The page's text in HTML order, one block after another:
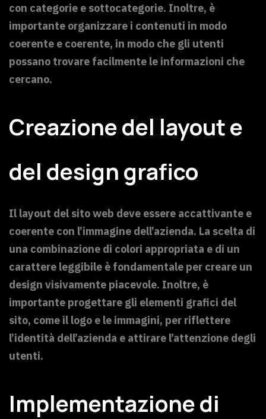
con categorie e sottocategorie. Inoltre, è
importante organizzare i contenuti in modo
coerente e coerente, in modo che gli utenti
possano trovare facilmente le informazioni che
cercano.
Creazione del layout e
del design grafico
Il layout del sito web deve essere accattivante e
coerente con l’immagine dell’azienda. La scelta di
una combinazione di colori appropriata e di un
carattere leggibile è fondamentale per creare un
design visivamente piacevole. Inoltre, è
importante progettare gli elementi grafici del
sito, come il logo e le immagini, per riflettere
l’identità dell’azienda e attirare l’attenzione degli
utenti.
Implementazione di